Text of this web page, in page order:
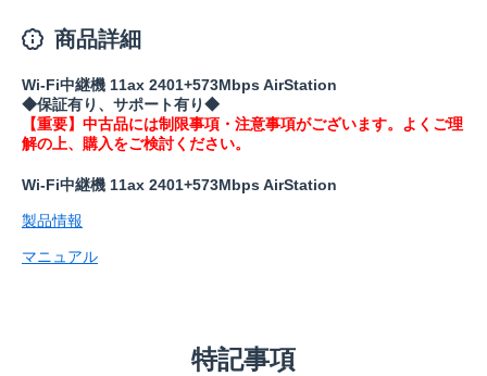
商品詳細
Wi-Fi中継機 11ax 2401+573Mbps AirStation
◆保証有り、サポート有り◆
【重要】中古品には制限事項・注意事項がございます。よくご理
解の上、購入をご検討ください。
Wi-Fi中継機 11ax 2401+573Mbps AirStation
製品情報
マニュアル
特記事項